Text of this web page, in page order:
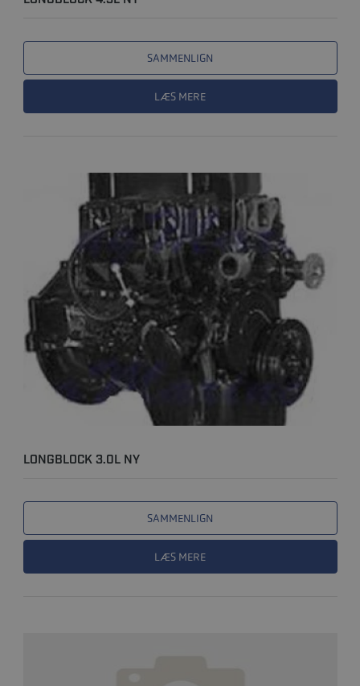
SAMMENLIGN
LÆS MERE
LONGBLOCK 3.0L NY
SAMMENLIGN
LÆS MERE